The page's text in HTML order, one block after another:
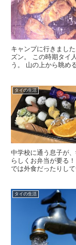
キャンプに行きまし
ズン。 この時期タイ
う。 山の上から眺め
タイの生活
中学校に通う息子が
らしくお弁当が要る
では外食だったりし
タイの生活